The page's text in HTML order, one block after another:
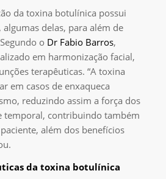
da toxina botulínica possui
delas, para além de
o Dr Fabio Barros,
em harmonização facial,
terapêuticas. “A toxina
em casos de enxaqueca
reduzindo assim a força dos
temporal, contribuindo também
além dos benefícios
da toxina botulínica